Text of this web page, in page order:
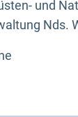
und
Nds.